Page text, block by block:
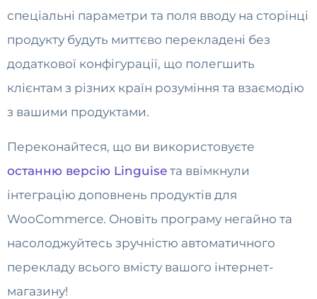
спеціальні параметри та поля вводу на сторінці
продукту будуть миттєво перекладені без
додаткової конфігурації, що полегшить
клієнтам з різних країн розуміння та взаємодію
з вашими продуктами.
Переконайтеся, що ви використовуєте
останню версію Linguise та ввімкнули
інтеграцію доповнень продуктів для
WooCommerce. Оновіть програму негайно та
насолоджуйтесь зручністю автоматичного
перекладу всього вмісту вашого інтернет-
магазину!